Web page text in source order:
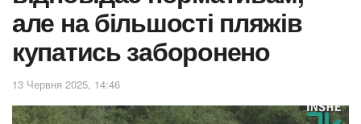
але на більшості пляжів
купатись заборонено
13 Червня 2025, 14:46